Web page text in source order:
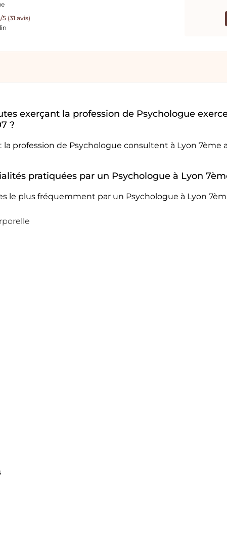
5 (31 avis)
exerçant la profession de Psychologue
?
profession de Psychologue consultent à Lyon 7ème
pratiquées par un Psychologue à Lyon
le plus fréquemment par un Psychologue à Lyon